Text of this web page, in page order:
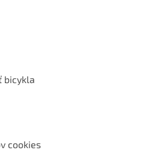
bicykla
cookies